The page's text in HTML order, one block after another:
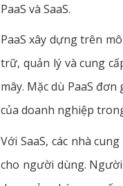
PaaS và SaaS.
PaaS xây dựng trên
trữ, quản lý và cung
mây. Mặc dù PaaS
của doanh nghiệp
Với SaaS, các nhà
cho người dùng.